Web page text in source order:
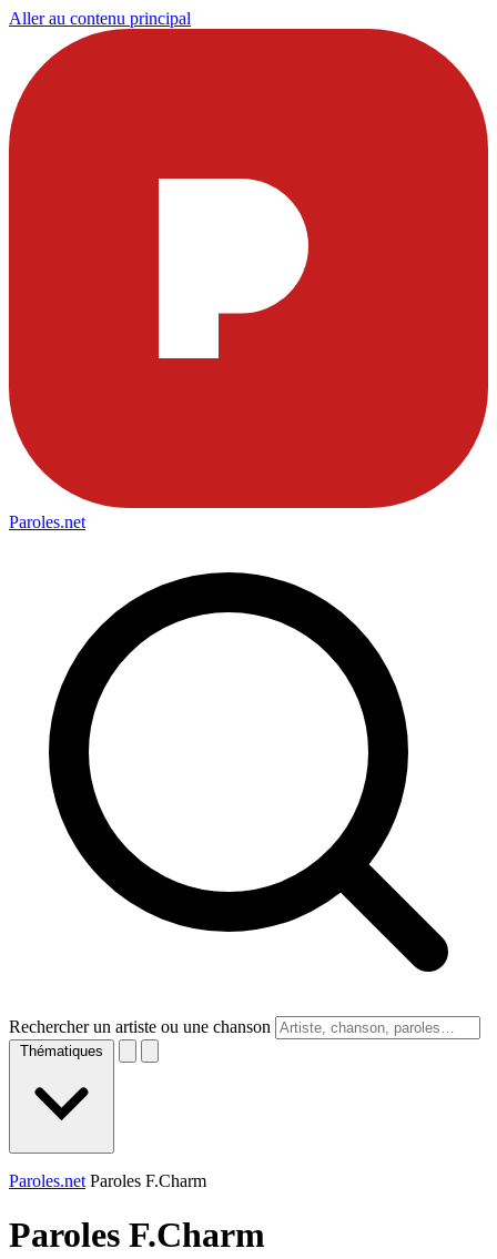
Aller au contenu principal
Paroles.net
Rechercher un artiste ou une chanson
Thématiques
Paroles.net Paroles F.Charm
Paroles F.Charm